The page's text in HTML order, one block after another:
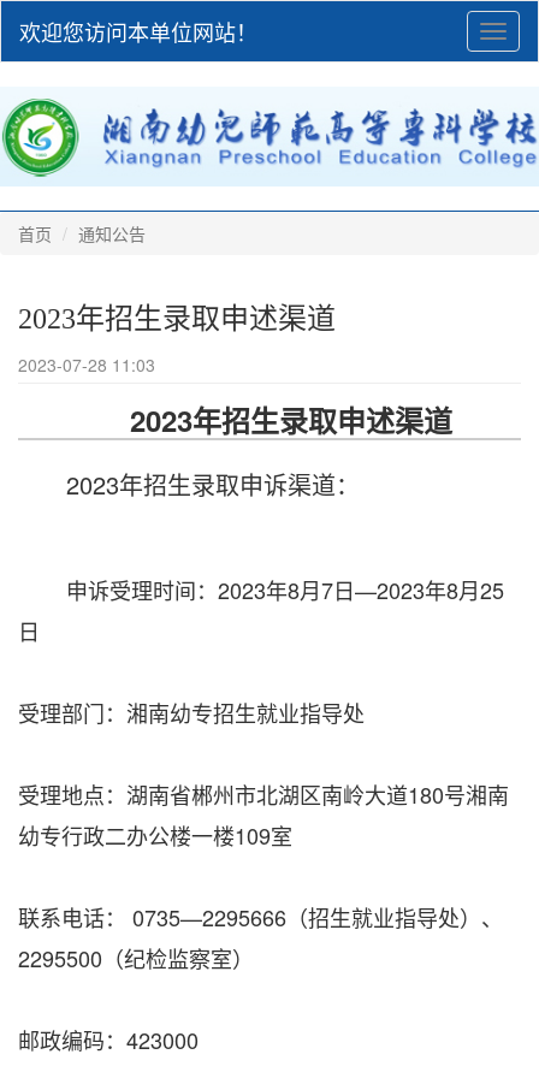
欢迎您访问本单位网站！
首页 通知公告
2023年招生录取申述渠道
2023-07-28 11:03
2023年招生录取申述渠道
2023年招生录取申诉渠道：
申诉受理时间：2023年8月7日—2023年8月25
日
受理部门：湘南幼专招生就业指导处
受理地点：湖南省郴州市北湖区南岭大道180号湘南
幼专行政二办公楼一楼109室
联系电话： 0735—2295666（招生就业指导处）、
2295500（纪检监察室）
邮政编码：423000